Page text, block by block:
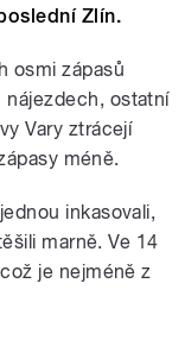
Zlín.
osmi zápasů
nájezdech, ostatní
Vary ztrácejí
méně.
inkasovali,
marně. Ve 14
je nejméně z